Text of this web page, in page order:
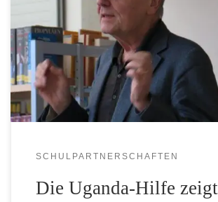
* Der Menschenrechtsbeauftragte der
Christoph Strässer, besucht das
Warendorf * Schülerinnen und Schüler der
verkaufen ugandischen Schmuck
SCHULPARTNERSCHAFTEN
Die Uganda-Hilfe zeigt